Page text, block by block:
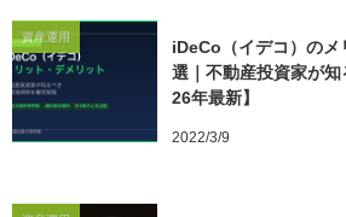
資産運用
iDeCo（イデコ）の
選｜不動産投資家が
26年最新】
2022/3/9